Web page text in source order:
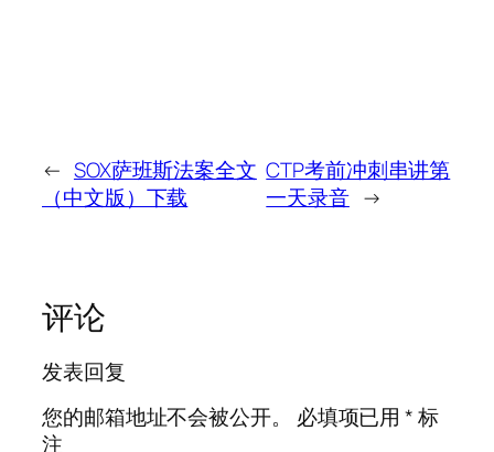
← SOX萨班斯法案全文
（中文版）下载
CTP考前冲刺串讲第
一天录音 →
评论
发表回复
您的邮箱地址不会被公开。
必填项已用*标
注